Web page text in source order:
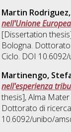
Martin
nell'Unione
[Dissertation
Bologna.
Ciclo. DOI
Martinengo,
nell'esperienza
thesis], Alma
Dottorato di
10.6092/unibo/